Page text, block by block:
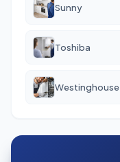
Sunny
Toshiba
Westinghouse